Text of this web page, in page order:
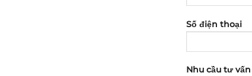
Số điện thoại
Nhu cầu tư vấn